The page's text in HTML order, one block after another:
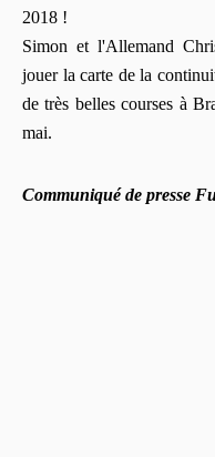
2018 !
Simon et l'Allemand
jouer la carte de la
de très belles courses à
mai.
Communiqué de presse